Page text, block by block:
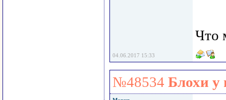
Что
04.06.2017 15:33
№48534 Блохи у